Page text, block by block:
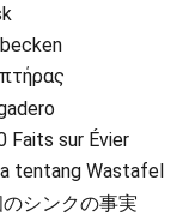
sur Évier
Wastafel
シンクの事実